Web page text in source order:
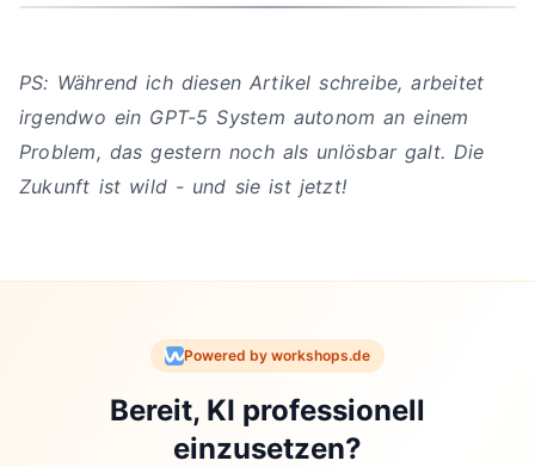
PS: Während ich diesen Artikel schreibe, arbeitet
irgendwo ein GPT-5 System autonom an einem
Problem, das gestern noch als unlösbar galt. Die
Zukunft ist wild - und sie ist jetzt!
Powered by workshops.de
Bereit, KI professionell
einzusetzen?